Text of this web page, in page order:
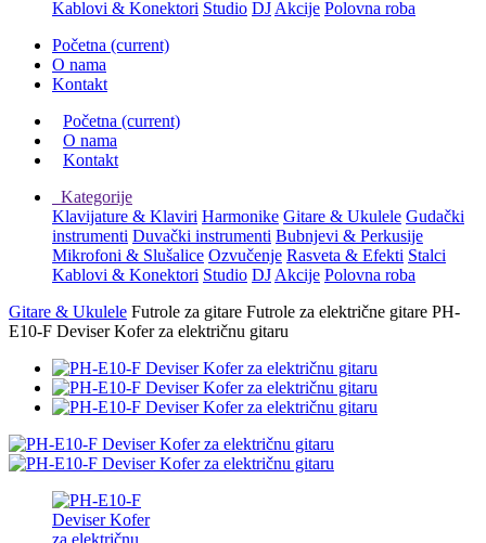
Kablovi & Konektori Studio DJ Akcije Polovna roba
Početna (current)
O nama
Kontakt
Početna (current)
O nama
Kontakt
Kategorije
Klavijature & Klaviri Harmonike Gitare & Ukulele Gudački
instrumenti Duvački instrumenti Bubnjevi & Perkusije
Mikrofoni & Slušalice Ozvučenje Rasveta & Efekti Stalci
Kablovi & Konektori Studio DJ Akcije Polovna roba
Gitare & Ukulele Futrole za gitare Futrole za električne gitare PH-
E10-F Deviser Kofer za električnu gitaru